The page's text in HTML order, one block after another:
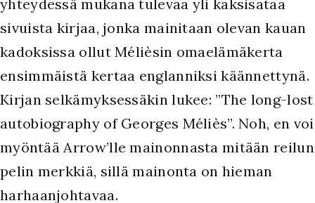
yhteydessä mukana tulevaa yli kaksisataa
sivuista kirjaa, jonka mainitaan olevan kauan
kadoksissa ollut Mélièsin omaelämäkerta
ensimmäistä kertaa englanniksi käännettynä.
Kirjan selkämyksessäkin lukee: ”The long-lost
autobiography of Georges Méliès”. Noh, en voi
myöntää Arrow’lle mainonnasta mitään reilun
pelin merkkiä, sillä mainonta on hieman
harhaanjohtavaa.